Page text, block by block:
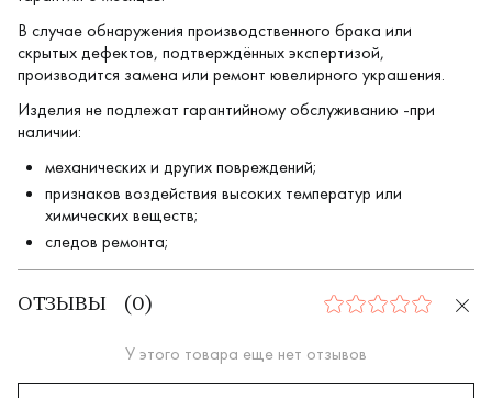
В случае обнаружения производственного брака или
скрытых дефектов, подтверждённых экспертизой,
производится замена или ремонт ювелирного украшения.
Изделия не подлежат гарантийному обслуживанию -при
наличии:
механических и других повреждений;
признаков воздействия высоких температур или
химических веществ;
следов ремонта;
ОТЗЫВЫ ( 0) 0
У этого товара еще нет отзывов